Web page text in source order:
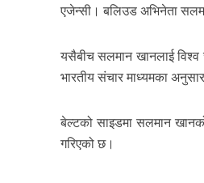
एजेन्सी। बलिउड अभिनेता
यसैबीच सलमान खानलाई विश्व
भारतीय संचार माध्यमका
बेल्टको साइडमा सलमान
गरिएको छ।